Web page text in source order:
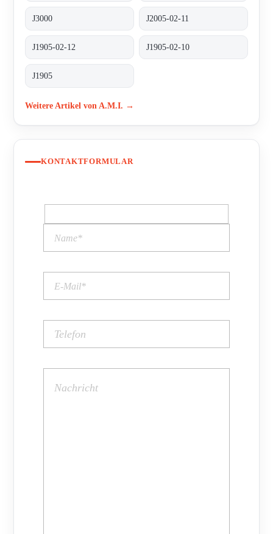
J3000 J2005-02-11
J1905-02-12 J1905-02-10
J1905
Weitere Artikel von A.M.I. →
KONTAKTFORMULAR